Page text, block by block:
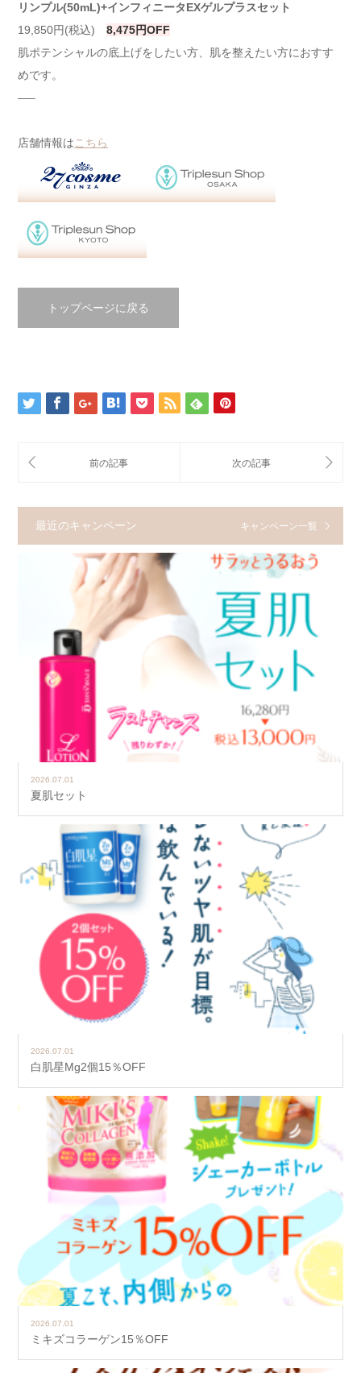
リンプル(50mL)+インフィニータEXゲルプラスセット
19,850円(税込) 8,475円OFF
肌ポテンシャルの底上げをしたい方、肌を整えたい方におすす
めです。
—–
店舗情報は こちら
トップページに戻る
最近のキャンペーン キャンペーン一覧
2026.07.01
夏肌セット
2026.07.01
白肌星Mg2個15％OFF
2026.07.01
ミキズコラーゲン15％OFF